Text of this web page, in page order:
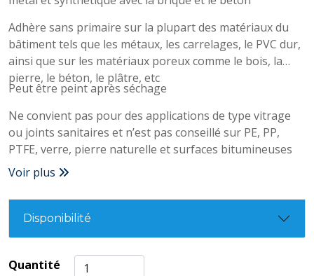
Adhère sans primaire sur la plupart des matériaux du
bâtiment tels que les métaux, les carrelages, le PVC dur,
ainsi que sur les matériaux poreux comme le bois, la
pierre, le béton, le plâtre, etc
Peut être peint après séchage
Ne convient pas pour des applications de type vitrage
ou joints sanitaires et n’est pas conseillé sur PE, PP,
PTFE, verre, pierre naturelle et surfaces bitumineuses
Voir plus
Disponibilité
Quantité